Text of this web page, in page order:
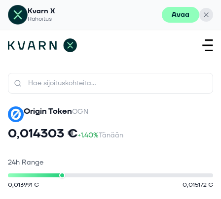
Kvarn X
Rahoitus Avaa
Origin TokenOGN
0,014303 €+1.40%Tänään
24h Range
0,013991 € 0,015172 €